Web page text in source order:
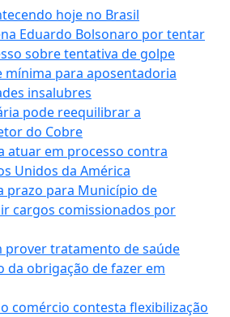
hoje no Brasil
Eduardo Bolsonaro por tentar
sobre tentativa de golpe
mínima para aposentadoria
insalubres
pode reequilibrar a
do Cobre
atuar em processo contra
Unidos da América
prazo para Município de
cargos comissionados por
prover tratamento de saúde
da obrigação de fazer em
comércio contesta flexibilização